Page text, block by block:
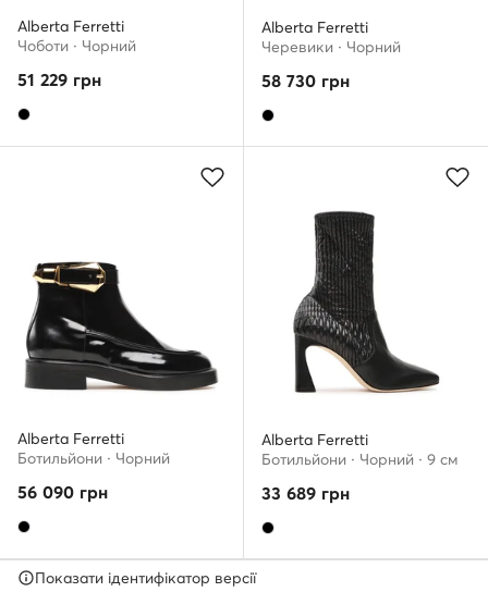
Alberta Ferretti
Чоботи · Чорний
51 229 грн
Alberta Ferretti
Черевики · Чорний
58 730 грн
Alberta Ferretti
Ботильйони · Чорний
56 090 грн
Alberta Ferretti
Ботильйони · Чорний · 9 см
33 689 грн
Показати ідентифікатор версії